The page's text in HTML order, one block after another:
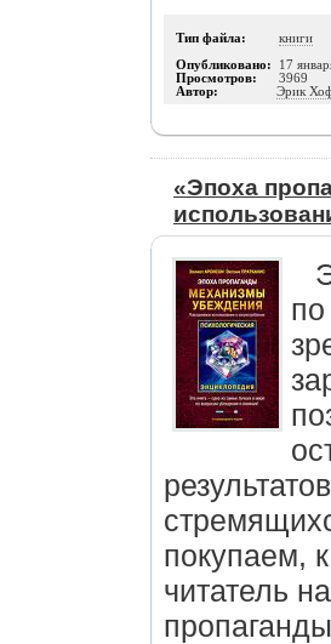
Тип файла: книги
Опубликовано: 17
Просмотров: 3969
Автор: Эрик
«Эпоха
покупаем,
читатель